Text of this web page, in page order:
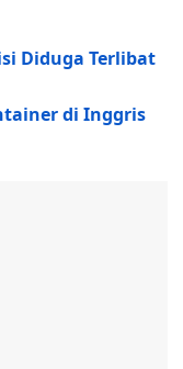
Diduga Terlibat
di Inggris